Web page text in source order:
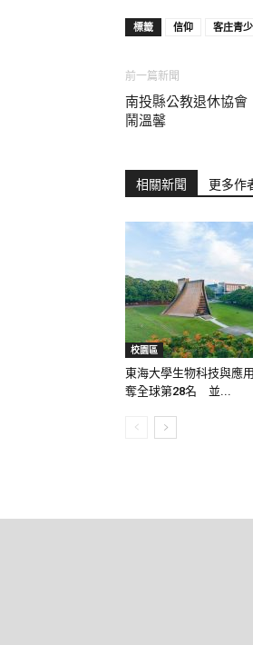
標籤 信仰 客庄青
前一篇新聞
南投縣公教退休協
鬧溫馨
相關新聞 更多作
校園區
東海大學生物科技與應
奪全球第28名 並...